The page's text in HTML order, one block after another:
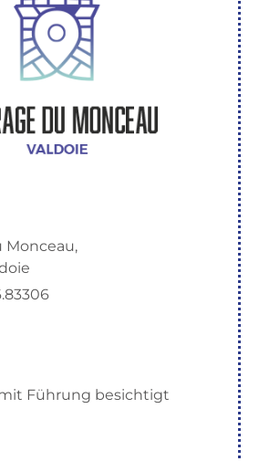
Monceau,
Führung besichtigt